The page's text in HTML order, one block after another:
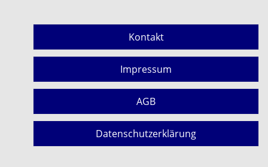
Kontakt
Impressum
AGB
Datenschutzerklärung